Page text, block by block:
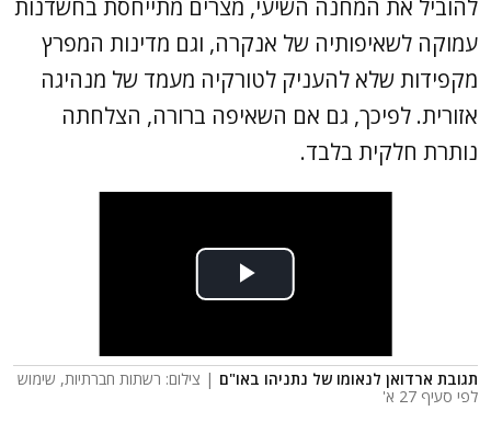
להוביל את המחנה השיעי, מצרים מתייחסת בחשדנות
עמוקה לשאיפותיה של אנקרה, וגם מדינות המפרץ
מקפידות שלא להעניק לטורקיה מעמד של מנהיגה
אזורית. לפיכך, גם אם השאיפה ברורה, הצלחתה
נותרת חלקית בלבד.
תגובת ארדואן לנאומו של נתניהו באו"ם | צילום: רשתות חברתיות, שימוש
לפי סעיף 27 א'